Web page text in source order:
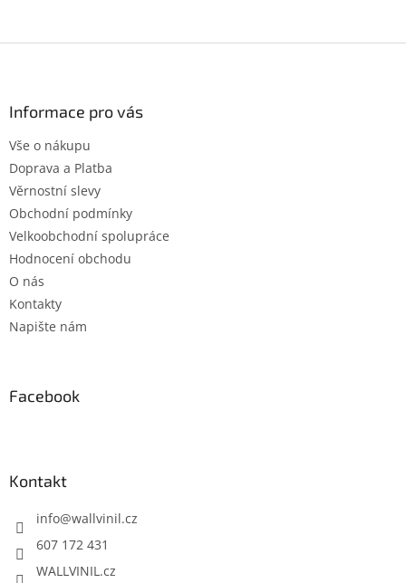
Informace pro vás
Vše o nákupu
Doprava a Platba
Věrnostní slevy
Obchodní podmínky
Velkoobchodní spolupráce
Hodnocení obchodu
O nás
Kontakty
Napište nám
Facebook
Kontakt
info@wallvinil.cz
607 172 431
WALLVINIL.cz